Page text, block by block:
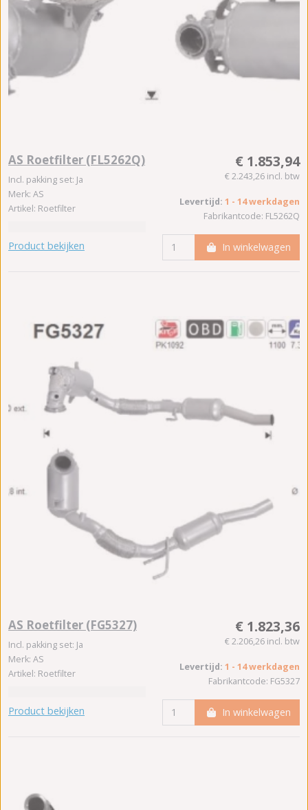
AS Roetfilter (FL5262Q)
Incl. pakking set: Ja
Merk: AS
Artikel: Roetfilter
Product bekijken
€ 1.853,94
€ 2.243,26 incl. btw
Levertijd: 1 - 14 werkdagen
Fabrikantcode: FL5262Q
In winkelwagen
AS Roetfilter (FG5327)
Incl. pakking set: Ja
Merk: AS
Artikel: Roetfilter
Product bekijken
€ 1.823,36
€ 2.206,26 incl. btw
Levertijd: 1 - 14 werkdagen
Fabrikantcode: FG5327
In winkelwagen